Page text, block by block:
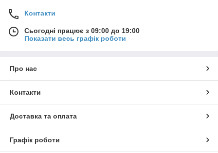
Контакти
Сьогодні працює з 09:00 до 19:00
Показати весь графік роботи
Про нас
Контакти
Доставка та оплата
Графік роботи